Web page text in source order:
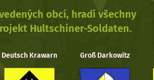
obcí, hradí všechny
Hultschiner-Soldaten.
Deutsch Krawarn Groß Darkowitz